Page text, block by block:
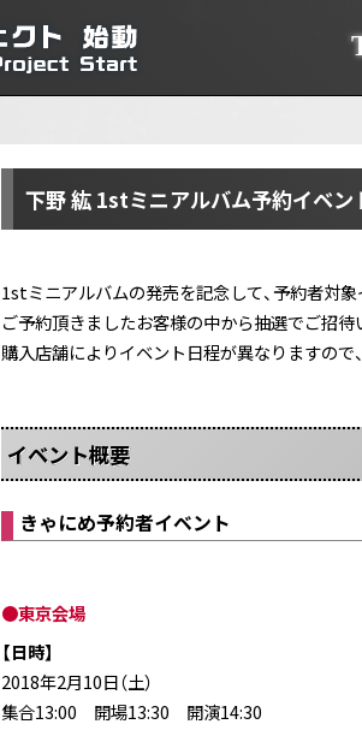
下野 紘 1stミニアルバム予約イベン
1stミニアルバムの発売を記念して、予約者対
ご予約頂きましたお客様の中から抽選でご招待
購入店舗によりイベント日程が異なりますので
イベント概要
きゃにめ予約者イベント
●東京会場
【日時】
2018年2月10日（土）
集合13:00 開場13:30 開演14:30